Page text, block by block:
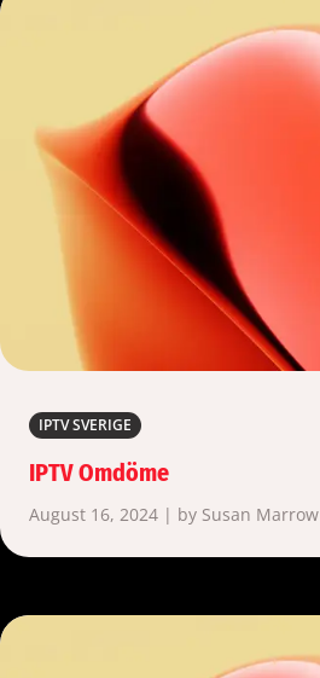
IPTV SVERIGE
IPTV Omdöme
August 16, 2024 | by Susan Marrow